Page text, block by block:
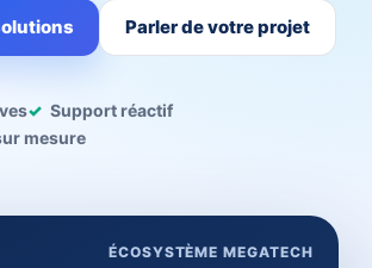
Parler de votre projet
Support réactif
mesure
ÉCOSYSTÈME MEGATECH